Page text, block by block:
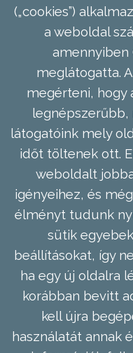
(„cookies”)
a weboldal
amennyiben
meglátogatta.
megérteni, hogy
látogatóink mely
időt töltenek ott.
weboldalt
igényeihez, és
élményt tudunk
sütik
beállításokat, így
ha egy új oldalra
korábban bevitt
kell újra
használatát annak